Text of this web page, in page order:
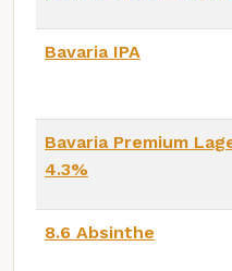
Bavaria IPA
Bavaria Premium
4.3%
8.6 Absinthe